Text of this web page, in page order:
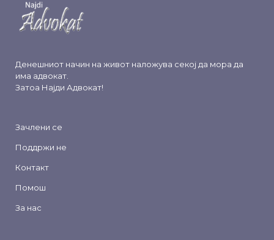
Денешниот начин на живот наложува секој да мора да
има адвокат.
Затоа Најди Адвокат!
Зачлени се
Поддржи не
Контакт
Помош
За нас